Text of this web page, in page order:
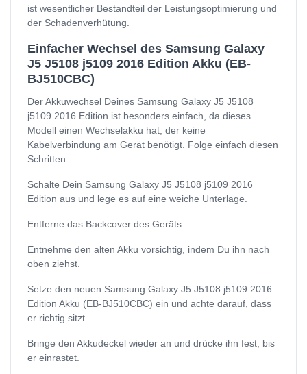
ist wesentlicher Bestandteil der Leistungsoptimierung und
der Schadenverhütung.
Einfacher Wechsel des Samsung Galaxy
J5 J5108 j5109 2016 Edition Akku (EB-
BJ510CBC)
Der Akkuwechsel Deines Samsung Galaxy J5 J5108
j5109 2016 Edition ist besonders einfach, da dieses
Modell einen Wechselakku hat, der keine
Kabelverbindung am Gerät benötigt. Folge einfach diesen
Schritten:
Schalte Dein Samsung Galaxy J5 J5108 j5109 2016
Edition aus und lege es auf eine weiche Unterlage.
Entferne das Backcover des Geräts.
Entnehme den alten Akku vorsichtig, indem Du ihn nach
oben ziehst.
Setze den neuen Samsung Galaxy J5 J5108 j5109 2016
Edition Akku (EB-BJ510CBC) ein und achte darauf, dass
er richtig sitzt.
Bringe den Akkudeckel wieder an und drücke ihn fest, bis
er einrastet.